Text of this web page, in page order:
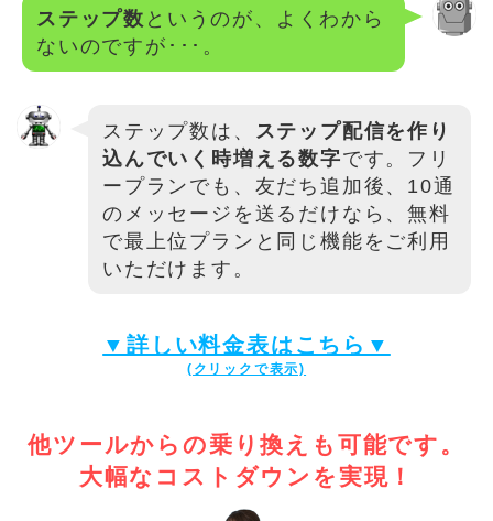
ステップ数 というのが、よくわから
ないのですが･･･。
ステップ数は、 ステップ配信を作り
込んでいく時増える数字です。フリ
ープランでも、友だち追加後、10通
のメッセージを送るだけなら、無料
で最上位プランと同じ機能をご利用
いただけます。
▼詳しい料金表はこちら▼
他ツールからの乗り換えも可能です。
大幅なコストダウンを実現！